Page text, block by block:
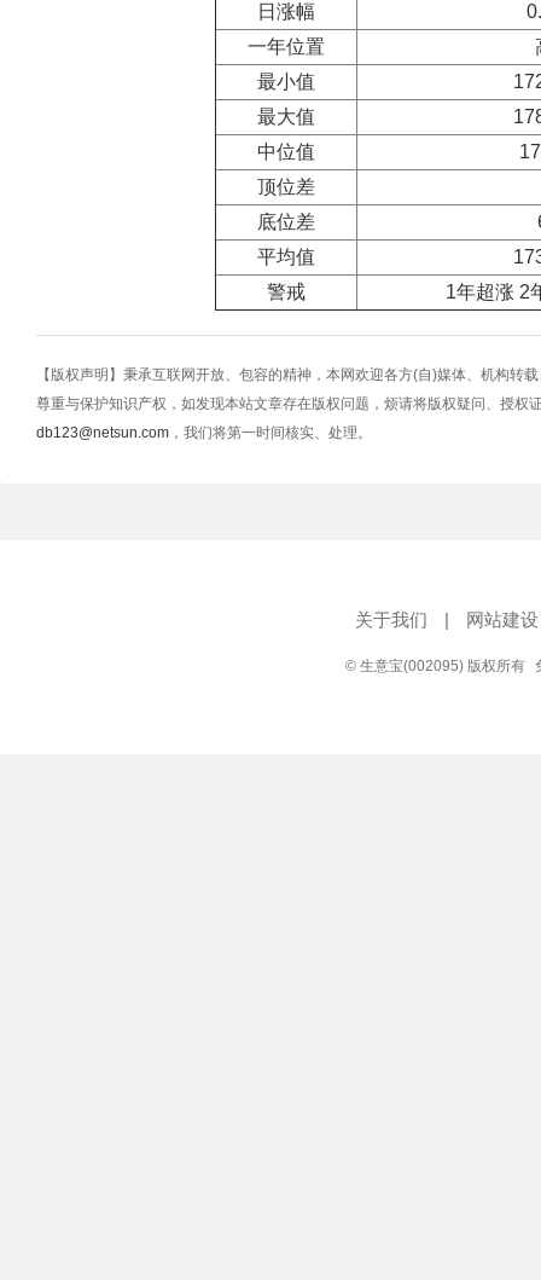
日涨幅
一年位置
最小值
最大值
中位值
顶位差
底位差
平均值
警戒
1年超涨 2
【版权声明】秉承互联网开放、包容的精神，本网欢迎各方(自)媒体、机构转
尊重与保护知识产权，如发现本站文章存在版权问题，烦请将版权疑问、授权
db123@netsun.com ，我们将第一时间核实、处理。
关于我们 | 网站建设
© 生意宝(002095) 版权所有